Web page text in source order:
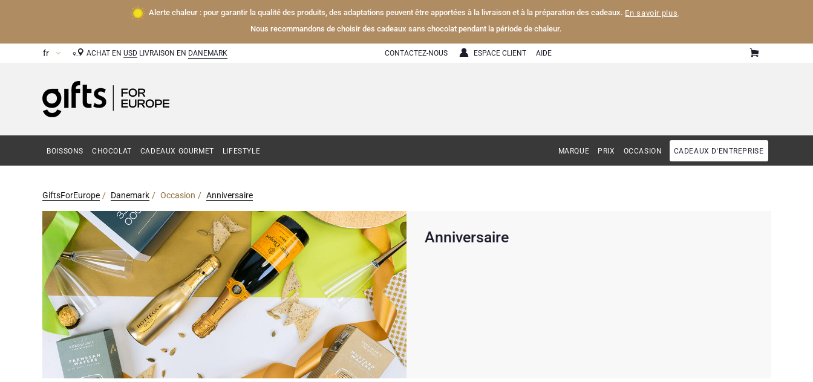
Alerte chaleur : pour garantir la qualité des produits, des adaptations peuvent être apportées à la livraison et à la préparation des cadeaux. En savoir plus.
Nous recommandons de choisir des cadeaux sans chocolat pendant la période de chaleur.
ACHAT EN USD LIVRAISON EN DANEMARK CONTACTEZ-NOUS ESPACE CLIENT AIDE
BOISSONS CHOCOLAT CADEAUX GOURMET LIFESTYLE MARQUE PRIX OCCASION CADEAUX D'ENTREPRISE
GiftsForEurope Danemark Occasion Anniversaire
Anniversaire